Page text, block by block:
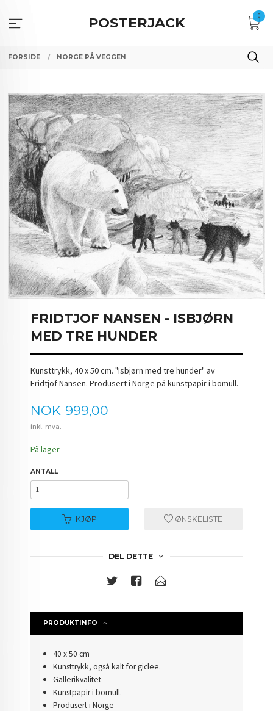
innholdet
POSTERJACK 0
FORSIDE NORGE PÅ VEGGEN
FRIDTJOF NANSEN - ISBJØRN
MED TRE HUNDER
Kunsttrykk, 40 x 50 cm. "Isbjørn med tre hunder" av
Fridtjof Nansen. Produsert i Norge på kunstpapir i bomull.
Pris
NOK 999,00
inkl. mva.
På lager
ANTALL
KJØP ØNSKELISTE
DEL DETTE
PRODUKTINFO
40 x 50 cm
Kunsttrykk, også kalt for giclee.
Gallerikvalitet
Kunstpapir i bomull.
Produsert i Norge